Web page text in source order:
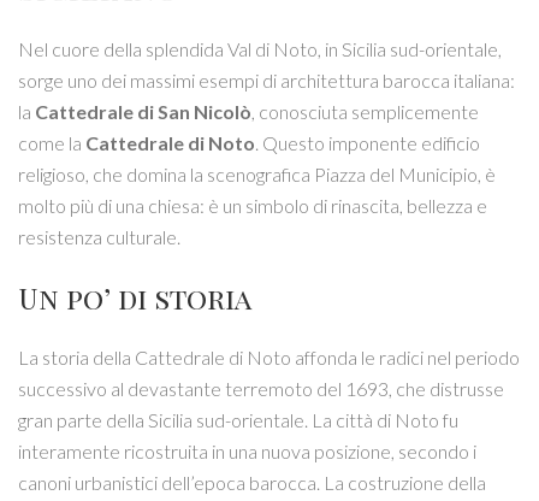
Nel cuore della splendida Val di Noto, in Sicilia sud-orientale,
sorge uno dei massimi esempi di architettura barocca italiana:
la Cattedrale di San Nicolò, conosciuta semplicemente
come la Cattedrale di Noto. Questo imponente edificio
religioso, che domina la scenografica Piazza del Municipio, è
molto più di una chiesa: è un simbolo di rinascita, bellezza e
resistenza culturale.
Un po’ di storia
La storia della Cattedrale di Noto affonda le radici nel periodo
successivo al devastante terremoto del 1693, che distrusse
gran parte della Sicilia sud-orientale. La città di Noto fu
interamente ricostruita in una nuova posizione, secondo i
canoni urbanistici dell’epoca barocca. La costruzione della